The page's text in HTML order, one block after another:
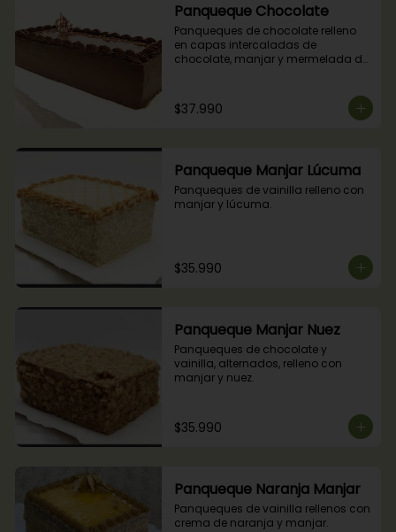
Panqueque Chocolate
Panqueques de chocolate relleno
en capas intercaladas de
chocolate, manjar y mermelada de
$37.990
Panqueque Manjar Lúcuma
Panqueques de vainilla relleno con
manjar y lúcuma.
$35.990
Panqueque Manjar Nuez
Panqueques de chocolate y
vainilla, alternados, relleno con
manjar y nuez.
$35.990
Panqueque Naranja Manjar
Panqueques de vainilla rellenos con
crema de naranja y manjar.